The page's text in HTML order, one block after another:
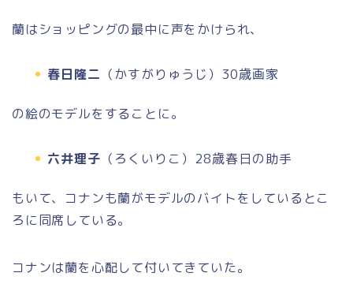
蘭はショッピングの最中に声をかけられ、
春日隆二 （かすがりゅうじ）30歳画家
の絵のモデルをすることに。
六井理子 （ろくいりこ）28歳春日の助手
もいて、コナンも蘭がモデルのバイトをしているとこ
ろに同席している。
コナンは蘭を心配して付いてきていた。